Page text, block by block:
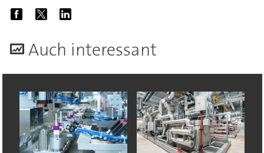
Auch interessant